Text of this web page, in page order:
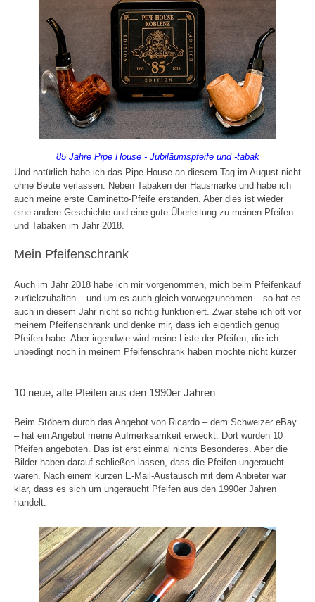
85 Jahre Pipe House - Jubiläumspfeife und -tabak
Und natürlich habe ich das Pipe House an diesem Tag im August nicht
ohne Beute verlassen. Neben Tabaken der Hausmarke und habe ich
auch meine erste Caminetto-Pfeife erstanden. Aber dies ist wieder
eine andere Geschichte und eine gute Überleitung zu meinen Pfeifen
und Tabaken im Jahr 2018.
Mein Pfeifenschrank
Auch im Jahr 2018 habe ich mir vorgenommen, mich beim Pfeifenkauf
zurückzuhalten – und um es auch gleich vorwegzunehmen – so hat es
auch in diesem Jahr nicht so richtig funktioniert. Zwar stehe ich oft vor
meinem Pfeifenschrank und denke mir, dass ich eigentlich genug
Pfeifen habe. Aber irgendwie wird meine Liste der Pfeifen, die ich
unbedingt noch in meinem Pfeifenschrank haben möchte nicht kürzer
…
10 neue, alte Pfeifen aus den 1990er Jahren
Beim Stöbern durch das Angebot von Ricardo – dem Schweizer eBay
– hat ein Angebot meine Aufmerksamkeit erweckt. Dort wurden 10
Pfeifen angeboten. Das ist erst einmal nichts Besonderes. Aber die
Bilder haben darauf schließen lassen, dass die Pfeifen ungeraucht
waren. Nach einem kurzen E-Mail-Austausch mit dem Anbieter war
klar, dass es sich um ungeraucht Pfeifen aus den 1990er Jahren
handelt.